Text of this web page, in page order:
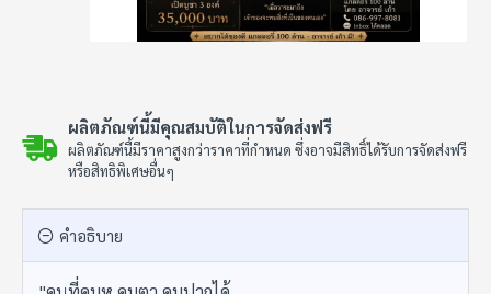
ผลิตภัณฑ์นี้มีคุณสมบัติในการจัดส่งฟรี
ผลิตภัณฑ์นี้มีราคาสูงกว่าราคาที่กำหนด ซึ่งอาจมีสิทธิ์ได้รับการจัดส่งฟรี
หรือสิทธิพิเศษอื่นๆ
คำอธิบาย